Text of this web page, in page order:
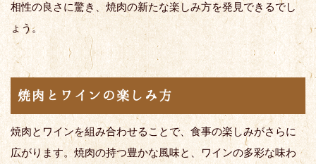
相性の良さに驚き、焼肉の新たな楽しみ方を発見できるでし
ょう。
焼肉とワインの楽しみ方
焼肉とワインを組み合わせることで、食事の楽しみがさらに
広がります。焼肉の持つ豊かな風味と、ワインの多彩な味わ